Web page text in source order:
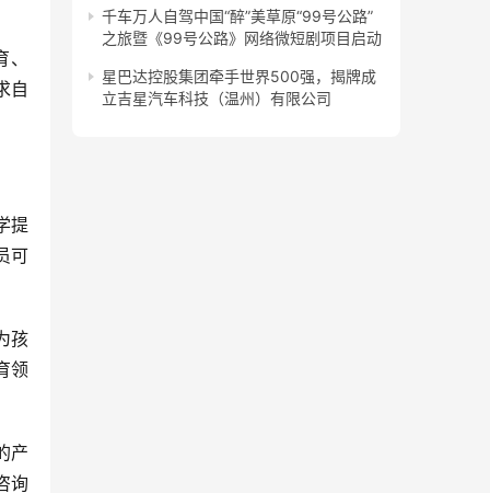
自
提
可
孩
领
产
询
千车万人自驾中国“醉”美草原“99号公路”
之旅暨《99号公路》网络微短剧项目启动
星巴达控股集团牵手世界500强，揭牌成
立吉星汽车科技（温州）有限公司